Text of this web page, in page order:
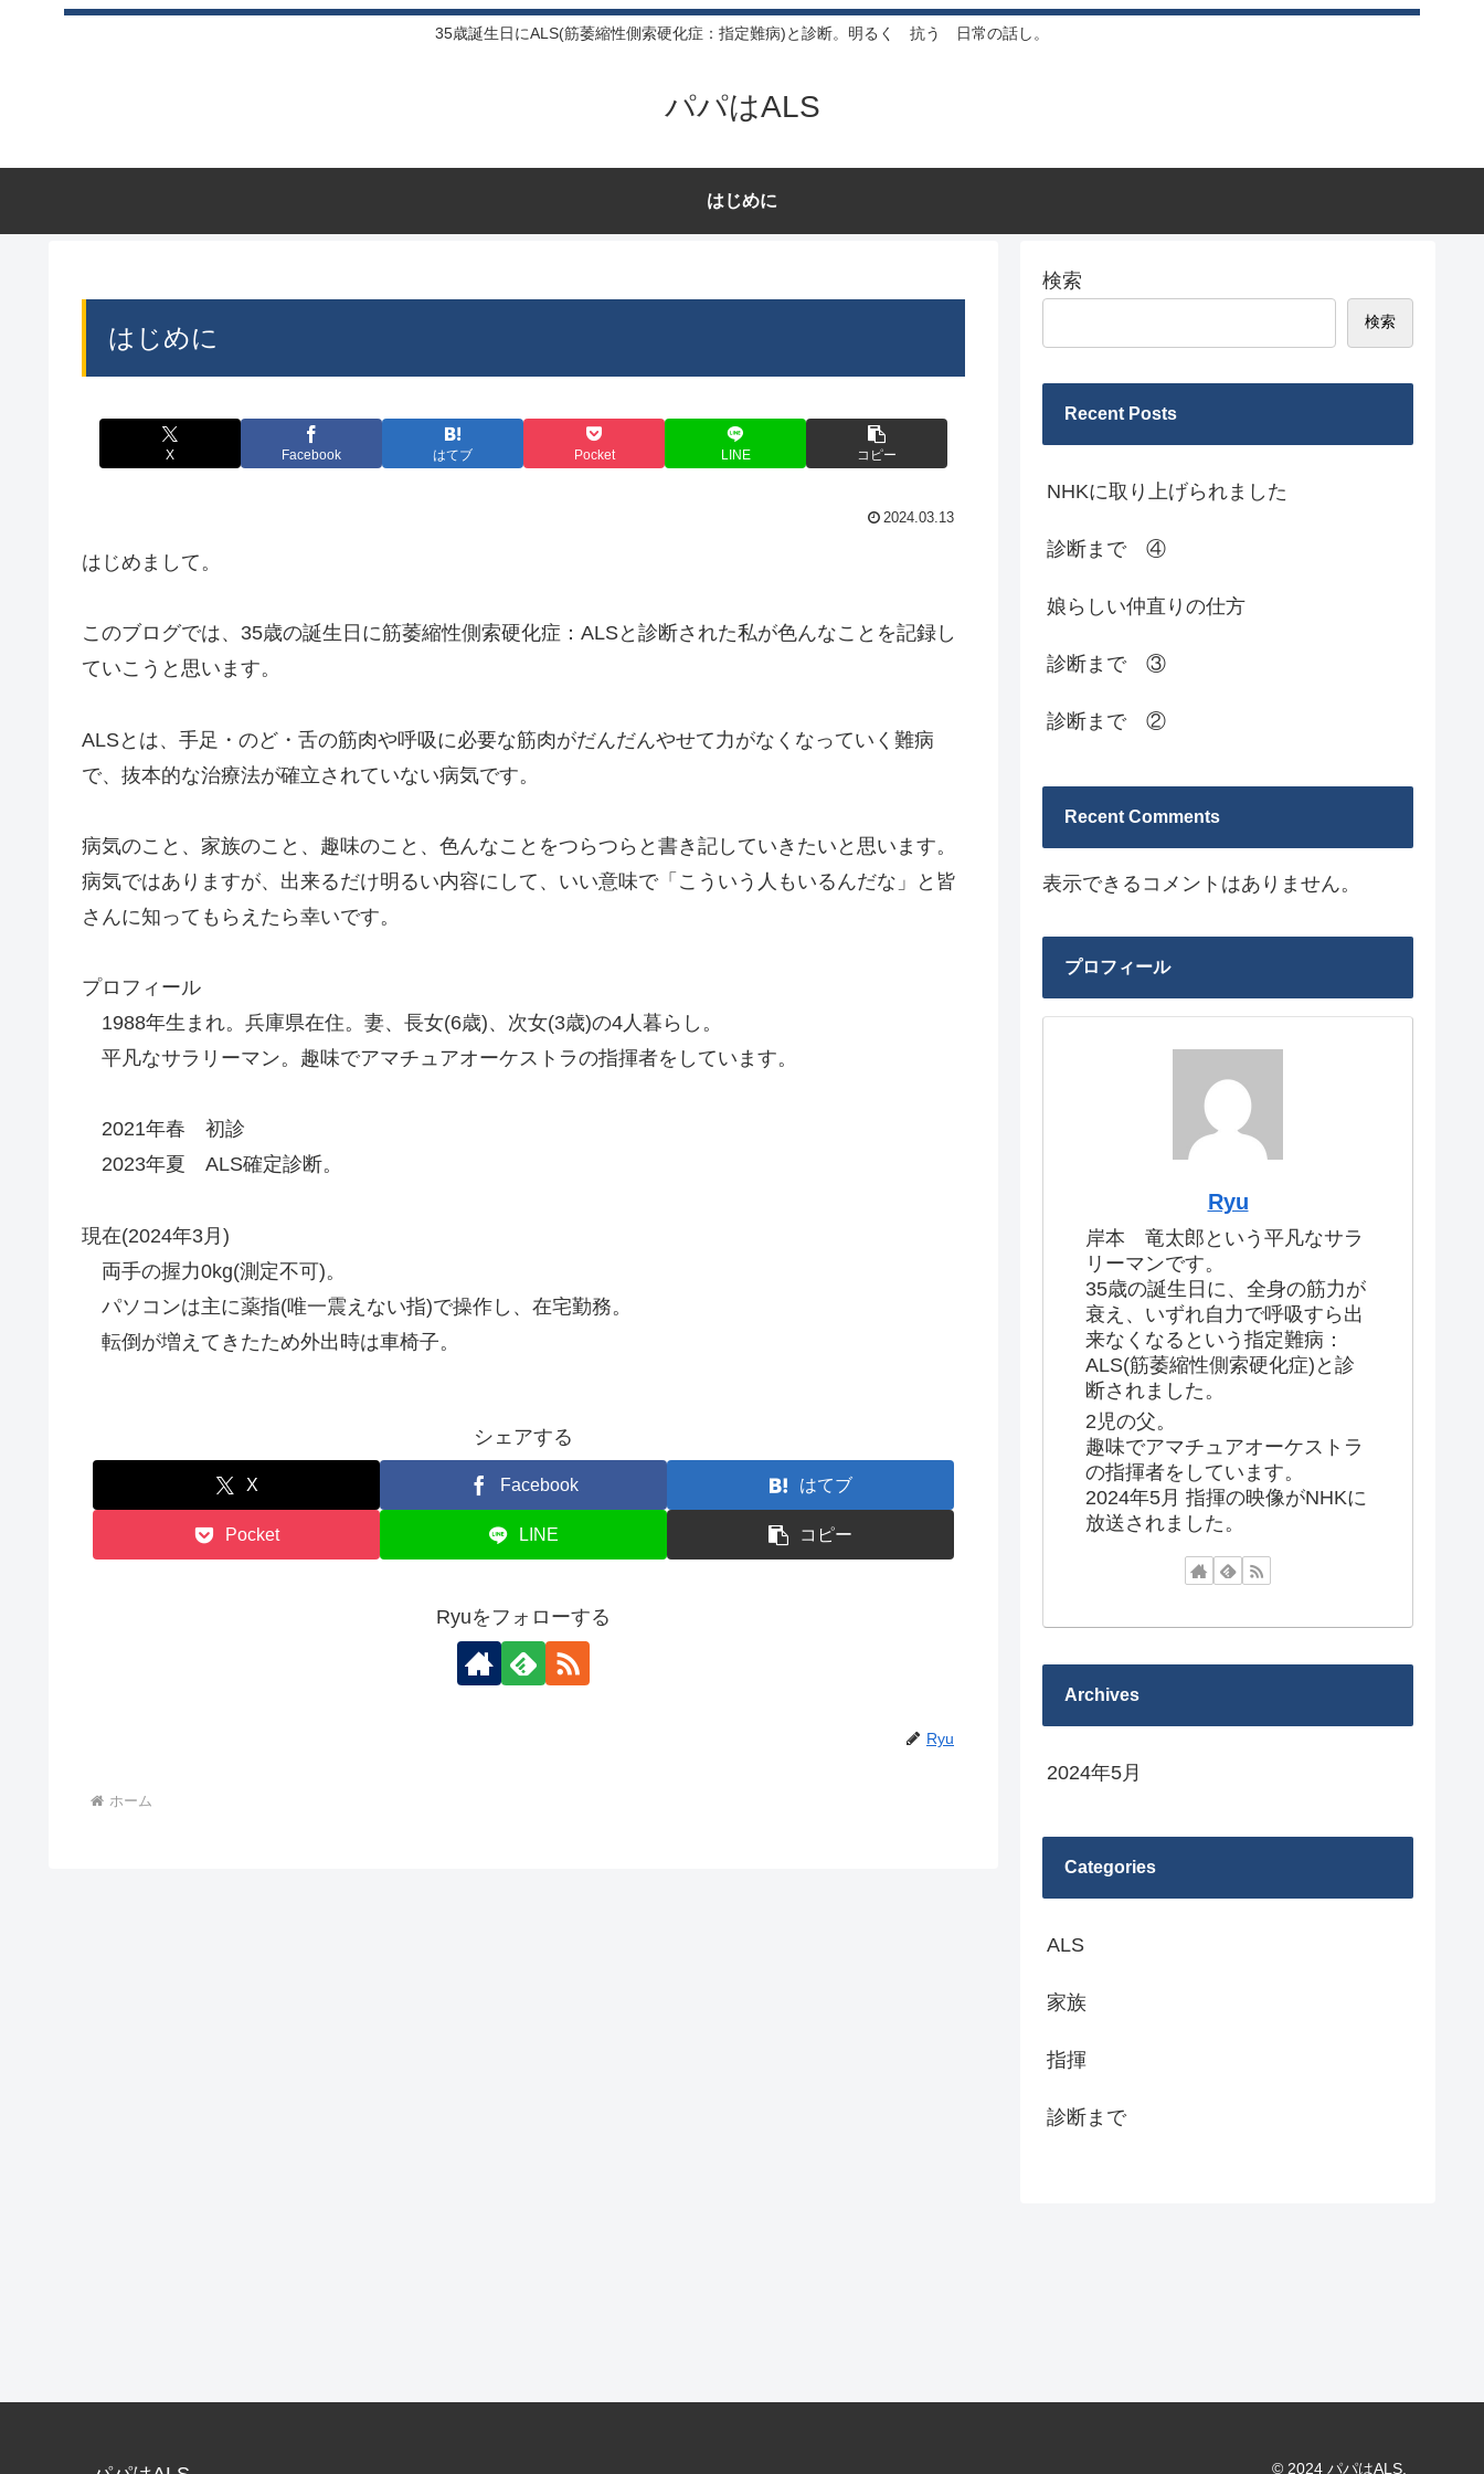
35歳誕生日にALS(筋萎縮性側索硬化症：指定難病)と診断。明るく 抗う 日常の話し。
パパはALS
はじめに
はじめに
X Facebook はてブ Pocket LINE コピー
2024.03.13
はじめまして。
このブログでは、35歳の誕生日に筋萎縮性側索硬化症：ALSと診断された私が色んなことを記録し
ていこうと思います。
ALSとは、手足・のど・舌の筋肉や呼吸に必要な筋肉がだんだんやせて力がなくなっていく難病
で、抜本的な治療法が確立されていない病気です。
病気のこと、家族のこと、趣味のこと、色んなことをつらつらと書き記していきたいと思います。
病気ではありますが、出来るだけ明るい内容にして、いい意味で「こういう人もいるんだな」と皆
さんに知ってもらえたら幸いです。
プロフィール
1988年生まれ。兵庫県在住。妻、長女(6歳)、次女(3歳)の4人暮らし。
平凡なサラリーマン。趣味でアマチュアオーケストラの指揮者をしています。
2021年春 初診
2023年夏 ALS確定診断。
現在(2024年3月)
両手の握力0kg(測定不可)。
パソコンは主に薬指(唯一震えない指)で操作し、在宅勤務。
転倒が増えてきたため外出時は車椅子。
シェアする
X Facebook はてブ
Pocket LINE コピー
Ryuをフォローする
Ryu
ホーム
検索
検索
Recent Posts
NHKに取り上げられました
診断まで ④
娘らしい仲直りの仕方
診断まで ③
診断まで ②
Recent Comments
表示できるコメントはありません。
プロフィール
Ryu
岸本 竜太郎という平凡なサラ
リーマンです。
35歳の誕生日に、全身の筋力が
衰え、いずれ自力で呼吸すら出
来なくなるという指定難病：
ALS(筋萎縮性側索硬化症)と診
断されました。
2児の父。
趣味でアマチュアオーケストラ
の指揮者をしています。
2024年5月 指揮の映像がNHKに
放送されました。
Archives
2024年5月
Categories
ALS
家族
指揮
診断まで
© 2024 パパはALS.